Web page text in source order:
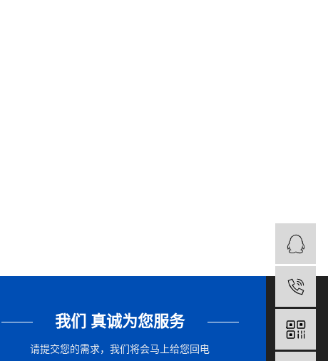
我们 真诚为您服务
请提交您的需求，我们将会马上给您回电